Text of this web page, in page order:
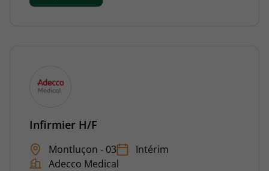
Infirmier H/F
Montluçon - 03
Intérim
Adecco Medical